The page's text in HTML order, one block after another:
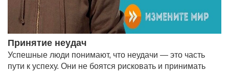
Принятие неудач
Успешные люди понимают, что неудачи — это часть
пути к успеху. Они не боятся рисковать и принимать